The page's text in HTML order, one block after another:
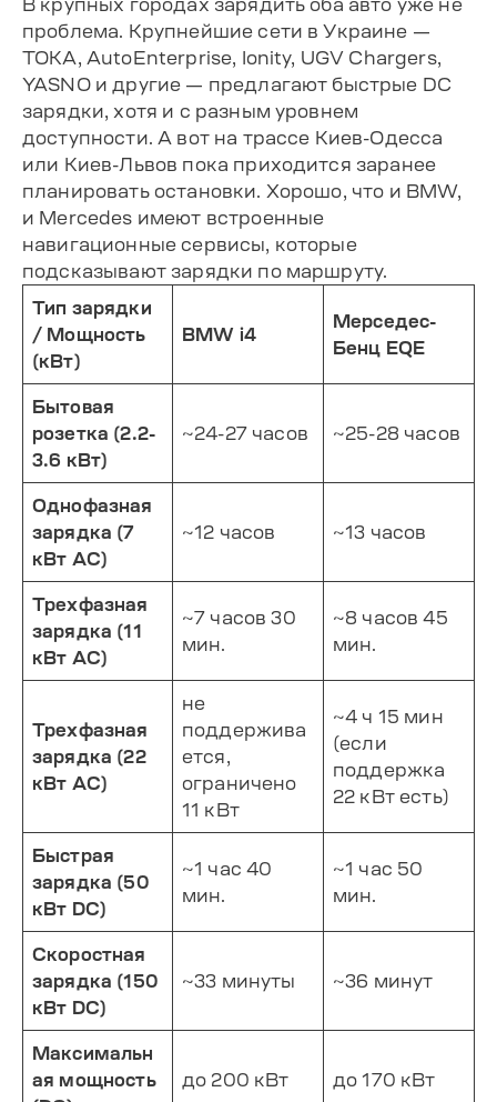
В крупных городах зарядить оба авто уже не
проблема. Крупнейшие сети в Украине —
TOKA, AutoEnterprise, Ionity, UGV Chargers,
YASNO и другие — предлагают быстрые DC
зарядки, хотя и с разным уровнем
доступности. А вот на трассе Киев-Одесса
или Киев-Львов пока приходится заранее
планировать остановки. Хорошо, что и BMW,
и Mercedes имеют встроенные
навигационные сервисы, которые
подсказывают зарядки по маршруту.
Тип зарядки
/ Мощность
(кВт)
BMW i4
Мерседес-
Бенц EQE
Бытовая
розетка (2.2-
3.6 кВт)
~24-27 часов ~25-28 часов
Однофазная
зарядка (7
кВт AC)
~12 часов ~13 часов
Трехфазная
зарядка (11
кВт AC)
~7 часов 30
мин.
~8 часов 45
мин.
Трехфазная
зарядка (22
кВт AC)
не
поддержива
ется,
ограничено
11 кВт
~4 ч 15 мин
(если
поддержка
22 кВт есть)
Быстрая
зарядка (50
кВт DC)
~1 час 40
мин.
~1 час 50
мин.
Скоростная
зарядка (150
кВт DC)
~33 минуты ~36 минут
Максимальн
ая мощность
до 200 кВт до 170 кВт